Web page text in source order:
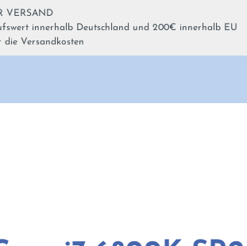
springen
VERSAND
innerhalb Deutschland und 200€ innerhalb EU
die Versandkosten